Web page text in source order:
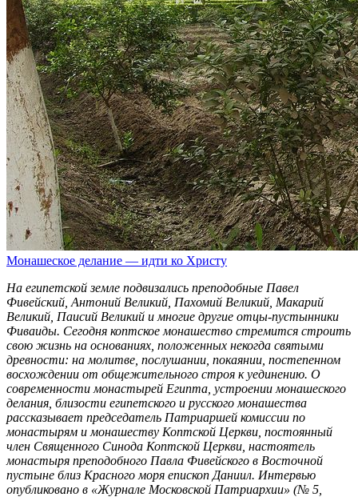
Монашеское делание — идти ко Христу
На египетской земле подвизались преподобные Павел
Фивейский, Антоний Великий, Пахомий Великий, Макарий
Великий, Паисий Великий и многие другие отцы-пустынники
Фиваиды. Сегодня коптское монашество стремится строить
свою жизнь на основаниях, положенных некогда святыми
древности: на молитве, послушании, покаянии, постепенном
восхождении от общежительного строя к уединению. О
современности монастырей Египта, устроении монашеского
делания, близости египетского и русского монашества
рассказывает председатель Патриаршей комиссии по
монастырям и монашеству Коптской Церкви, постоянный
член Священного Синода Коптской Церкви, настоятель
монастыря преподобного Павла Фивейского в Восточной
пустыне близ Красного моря епископ Даниил. Интервью
опубликовано в «Журнале Московской Патриархии» (№ 5,